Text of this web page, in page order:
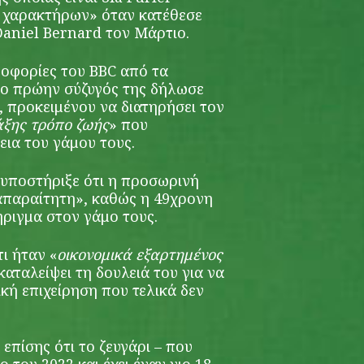
όταν κατέθεσε
Bernard τον Μάρτιο.
του BBC από τα
πρώην σύζυγός της δήλωσε
προκειμένου να διατηρήσει τον
τρόπο ζωής» που
του γάμου τους.
ότι η προσωρινή
καθώς η 49χρονη
στον γάμο τους.
ήταν «οικονομικά εξαρτημένος
τη δουλειά του για να
επιχείρηση που τελικά δεν
ότι το ζευγάρι – που